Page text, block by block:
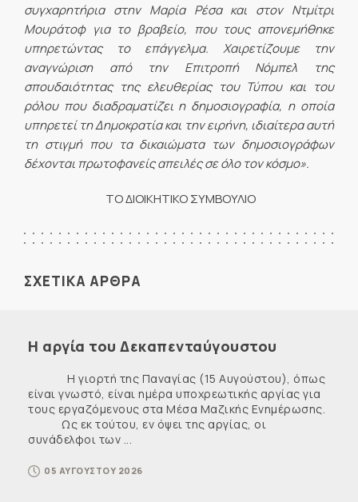
συγχαρητήρια στην Μαρία Ρέσα και στον Ντμίτρι
Μουράτοφ για το βραβείο, που τους απονεμήθηκε
υπηρετώντας το επάγγελμα. Χαιρετίζουμε την
αναγνώριση από την Επιτροπή Νόμπελ της
σπουδαιότητας της ελευθερίας του Τύπου και του
ρόλου που διαδραματίζει η δημοσιογραφία, η οποία
υπηρετεί τη Δημοκρατία και την ειρήνη, ιδιαίτερα αυτή
τη στιγμή που τα δικαιώματα των δημοσιογράφων
δέχονται πρωτοφανείς απειλές σε όλο τον κόσμο».
ΤΟ ΔΙΟΙΚΗΤΙΚΟ ΣΥΜΒΟΥΛΙΟ
ΣΧΕΤΙΚΑ ΑΡΘΡΑ
Η αργία του Δεκαπενταύγουστου
Η γιορτή της Παναγίας (15 Αυγούστου), όπως
είναι γνωστό, είναι ημέρα υποχρεωτικής αργίας για
τους εργαζόμενους στα Μέσα Μαζικής Ενημέρωσης.
Ως εκ τούτου, εν όψει της αργίας, οι
συνάδελφοι των ...
05 ΑΥΓΟΥΣΤΟΥ 2026